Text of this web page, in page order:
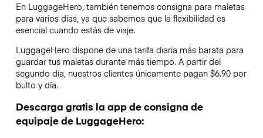
En LuggageHero, también tenemos consigna para maletas
para varios días, ya que sabemos que la flexibilidad es
esencial cuando estás de viaje.
LuggageHero dispone de una tarifa diaria más barata para
guardar tus maletas durante más tiempo. A partir del
segundo día, nuestros clientes únicamente pagan $6.90 por
bulto y día.
Descarga gratis la app de consigna de
equipaje de LuggageHero: